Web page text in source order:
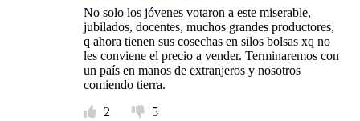
No solo los jóvenes votaron a este miserable,
jubilados, docentes, muchos grandes productores,
q ahora tienen sus cosechas en silos bolsas xq no
les conviene el precio a vender. Terminaremos con
un país en manos de extranjeros y nosotros
comiendo tierra.
2
5